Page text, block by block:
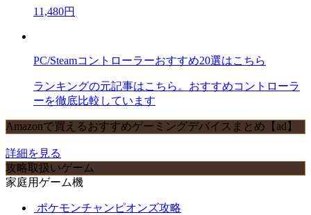
11,480円
PC/Steamコントローラーおすすめ20選はこちら
ランキングの元記事はこちら。おすすめコントローラ
ーを徹底比較しています
Amazonで買えるおすすめゲーミングデバイスまとめ【ad】
詳細を見る
攻略取扱いゲーム
家庭用ゲーム機
ポケモンチャンピオンズ攻略